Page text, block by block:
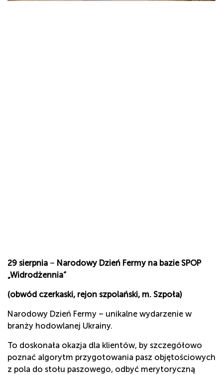
29 sierpnia – Narodowy Dzień Fermy na bazie SPOP
„Widrodżennia”
(obwód czerkaski, rejon szpolański, m. Szpoła)
Narodowy Dzień Fermy – unikalne wydarzenie w
branży hodowlanej Ukrainy.
To doskonała okazja dla klientów, by szczegółowo
poznać algorytm przygotowania pasz objętościowych
z pola do stołu paszowego, odbyć merytoryczną